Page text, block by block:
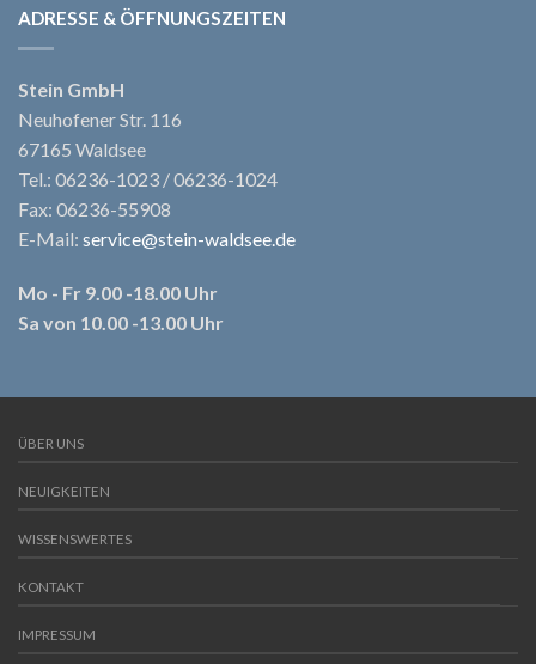
ADRESSE & ÖFFNUNGSZEITEN
Stein GmbH
Neuhofener Str. 116
67165 Waldsee
Tel.: 06236-1023 / 06236-1024
Fax: 06236-55908
E-Mail: service@stein-waldsee.de
Mo - Fr 9.00 -18.00 Uhr
Sa von 10.00 -13.00 Uhr
ÜBER UNS
NEUIGKEITEN
WISSENSWERTES
KONTAKT
IMPRESSUM